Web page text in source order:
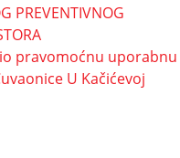
PREVENTIVNOG
pravomoćnu uporabnu
U Kačićevoj